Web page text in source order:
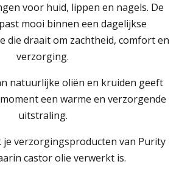
voor huid, lippen en nagels. De
mooi binnen een dagelijkse
die draait om zachtheid, comfort en
verzorging.
natuurlijke oliën en kruiden geeft
een warme en verzorgende
uitstraling.
verzorgingsproducten van Purity
castor olie verwerkt is.